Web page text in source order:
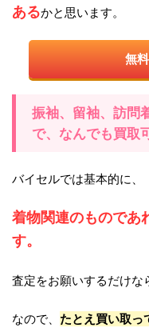
あるかと思います。
無
振袖、留袖、訪問
で、なんでも買取
バイセルでは基本的に、
着物関連のものであ
す。
査定をお願いするだけな
なので、 たとえ買い取っ